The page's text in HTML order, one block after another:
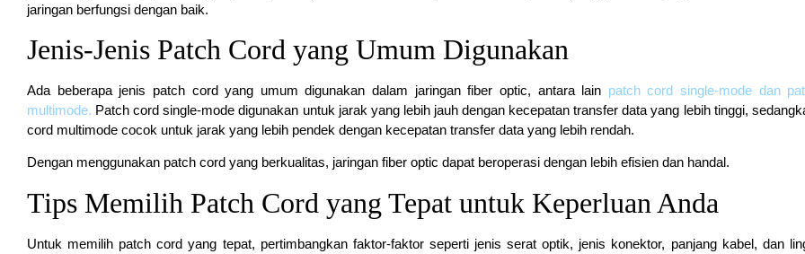
jaringan berfungsi dengan baik.
Jenis-Jenis Patch Cord yang Umum Digunakan
Ada beberapa jenis patch cord yang umum digunakan dalam jaringan fiber optic, antara lain patch cord single-mode dan
multimode. Patch cord single-mode digunakan untuk jarak yang lebih jauh dengan kecepatan transfer data yang lebih tinggi,
cord multimode cocok untuk jarak yang lebih pendek dengan kecepatan transfer data yang lebih rendah.
Dengan menggunakan patch cord yang berkualitas, jaringan fiber optic dapat beroperasi dengan lebih efisien dan handal.
Tips Memilih Patch Cord yang Tepat untuk Keperluan Anda
Untuk memilih patch cord yang tepat, pertimbangkan faktor-faktor seperti jenis serat optik, jenis konektor, panjang kabel, dan